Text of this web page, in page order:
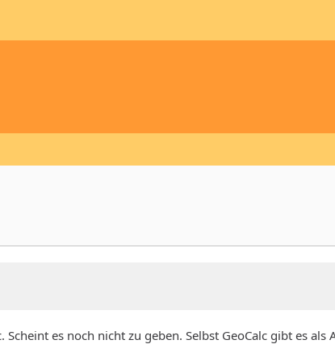
es noch nicht zu geben. Selbst GeoCalc gibt es als